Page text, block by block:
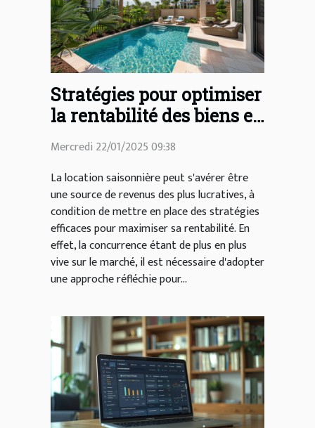
Stratégies pour optimiser
la rentabilité des biens en
location saisonnière
Mercredi 22/01/2025 09:38
La location saisonnière peut s'avérer être
une source de revenus des plus lucratives, à
condition de mettre en place des stratégies
efficaces pour maximiser sa rentabilité. En
effet, la concurrence étant de plus en plus
vive sur le marché, il est nécessaire d'adopter
une approche réfléchie pour...